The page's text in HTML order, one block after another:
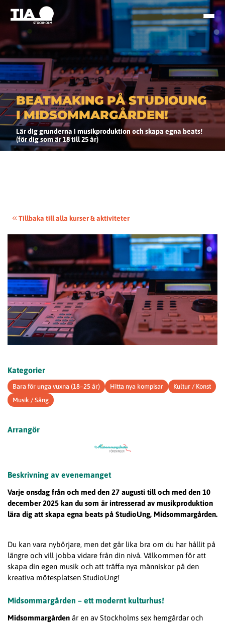
BEATMAKING PÅ STUDIOUNG
I MIDSOMMARGÅRDEN!
Lär dig grunderna i musikproduktion och skapa egna beats!
(för dig som är 18 till 25 år)
Tillbaka till alla kurser & aktiviteter
Kategorier
Bara för unga vuxna (18–25 år) Hitta nya kompisar
Kultur / Konst
Musik / Sång
Arrangör
Beskrivning av evenemanget
Varje onsdag från och med den 27 augusti till och med den 10
december 2025 kan du som är intresserad av musikproduktion
lära dig att skapa egna beats på StudioUng, Midsommargården.
Du kan vara nybörjare, men det går lika bra om du har hållit på
längre och vill jobba vidare från din nivå. Välkommen för att
skapa din egen musik och att träffa nya människor på den
kreativa mötesplatsen StudioUng!
Midsommargården – ett modernt kulturhus!
Midsommargården är en av Stockholms sex hemgårdar och